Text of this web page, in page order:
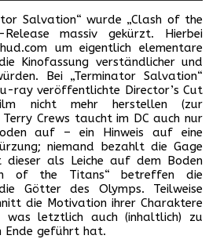
Salvation“ wurde „Clash of the
massiv gekürzt. Hierbei
um eigentlich elementare
Kinofassung verständlicher und
Bei „Terminator Salvation“
ray veröffentlichte Director’s Cut
nicht mehr herstellen (zur
Terry Crews taucht im DC auch nur
auf – ein Hinweis auf eine
niemand bezahlt die Gage
dieser als Leiche auf dem Boden
of the Titans“ betreffen die
Götter des Olymps. Teilweise
die Motivation ihrer Charaktere
was letztlich auch (inhaltlich) zu
Ende geführt hat.